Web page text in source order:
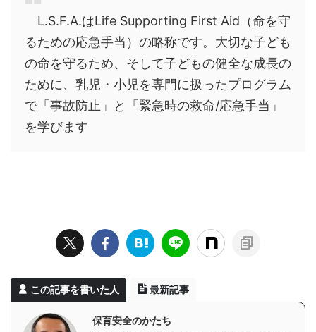
L.S.F.A.はLife Supporting First Aid（命を守
るための応急手当）の略称です。大切な子ども
の命を守るため、そして子どもの健全な成長の
ために、乳児・小児を専門に扱ったプログラム
で「事故防止」と「緊急時の救命/応急手当」
を学びます
この記事を書いた人 最新記事
保育安全のかたち